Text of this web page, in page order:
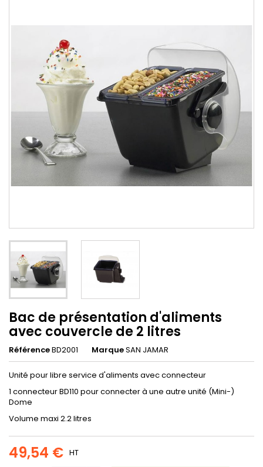
Bac de présentation d'aliments
avec couvercle de 2 litres
RéférenceBD2001 MarqueSAN JAMAR
Unité pour libre service d'aliments avec connecteur
1 connecteur BD110 pour connecter à une autre unité (Mini-)
Dome
Volume maxi 2.2 litres
49,54 € HT